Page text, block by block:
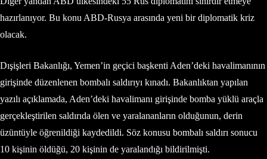
hazırlanıyor. Bu konu ABD-Rusya arasında yeni bir diplomatik kriz
olacak.
Dışişleri Bakanlığı, Yemen’in geçici başkenti Aden’deki havalimanının
girişinde düzenlenen bombalı saldırıyı kınadı. Bakanlıktan yapılan
yazılı açıklamada, Aden’deki havalimanı girişinde bomba yüklü araçla
gerçekleştirilen saldırıda ölen ve yaralananların olduğunun, derin
üzüntüyle öğrenildiği kaydedildi. Söz konusu bombalı saldırı sonucu
10 kişinin öldüğü, 20 kişinin de yaralandığı bildirilmişti.